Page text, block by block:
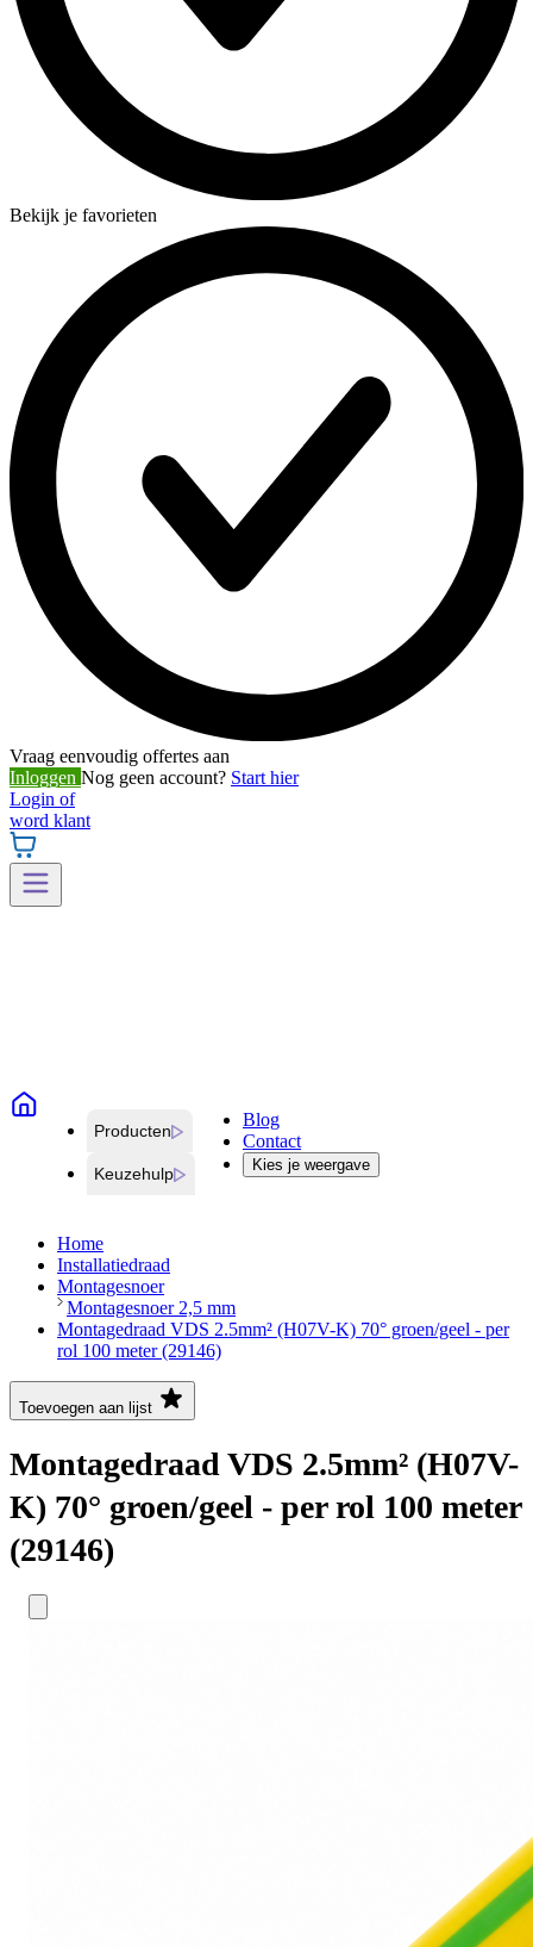
Bekijk je favorieten
Vraag eenvoudig offertes aan
Inloggen Nog geen account? Start hier
Login of
word klant
Producten
Keuzehulp
Blog
Contact
Kies je weergave
Home
Installatiedraad
Montagesnoer
Montagesnoer 2,5 mm
Montagedraad VDS 2.5mm² (H07V-K) 70° groen/geel - per
rol 100 meter (29146)
Toevoegen aan lijst
Montagedraad VDS 2.5mm² (H07V-
K) 70° groen/geel - per rol 100 meter
(29146)